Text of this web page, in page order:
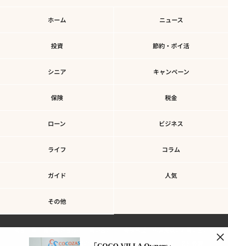
ホーム ニュース
投資 節約・ポイ活
シニア キャンペーン
保険 税金
ローン ビジネス
ライフ コラム
ガイド 人気
その他
著者一覧 報道関係者様へ 問い合わせ 寄稿希望
広告掲載のお問い合わせ
利用規約
個人情報の取扱について 個人情報保護方針 ×